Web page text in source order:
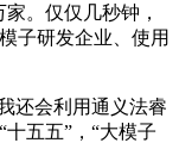
。仅仅几秒钟，
子研发企业、使用
还会利用通义法睿
五五”，“大模子